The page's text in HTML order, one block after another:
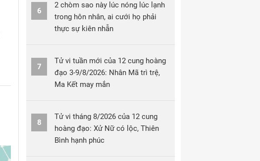
6
2 chòm sao này lúc nóng lúc lạnh
trong hôn nhân, ai cưới họ phải
thực sự kiên nhẫn
7
Tử vi tuần mới của 12 cung hoàng
đạo 3-9/8/2026: Nhân Mã trì trệ,
Ma Kết may mắn
8
Tử vi tháng 8/2026 của 12 cung
hoàng đạo: Xử Nữ có lộc, Thiên
Bình hạnh phúc